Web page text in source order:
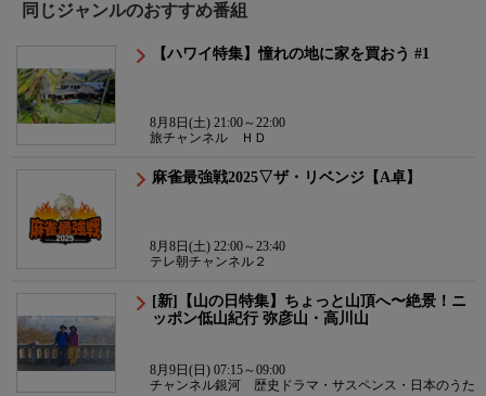
同じジャンルのおすすめ番組
【ハワイ特集】憧れの地に家を買おう #1
8月8日(土) 21:00～22:00
旅チャンネル ＨＤ
麻雀最強戦2025▽ザ・リベンジ【A卓】
8月8日(土) 22:00～23:40
テレ朝チャンネル２
[新]【山の日特集】ちょっと山頂へ〜絶景！ニ
ッポン低山紀行 弥彦山・高川山
8月9日(日) 07:15～09:00
チャンネル銀河 歴史ドラマ・サスペンス・日本のうた